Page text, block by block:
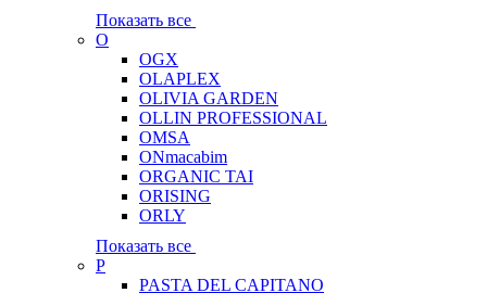
Показать все
O
OGX
OLAPLEX
OLIVIA GARDEN
OLLIN PROFESSIONAL
OMSA
ONmacabim
ORGANIC TAI
ORISING
ORLY
Показать все
P
PASTA DEL CAPITANO